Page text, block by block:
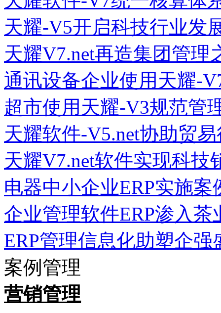
天耀-V5开启科技行业发
天耀V7.net再造集团管理
通讯设备企业使用天耀-
超市使用天耀-V3规范管
天耀软件-V5.net协助贸
天耀V7.net软件实现科技
电器中小企业ERP实施案
企业管理软件ERP渗入茶
ERP管理信息化助塑企强
案例管理
营销管理